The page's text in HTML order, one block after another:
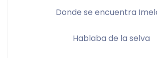
Donde se encuentra
Hablaba de la selva